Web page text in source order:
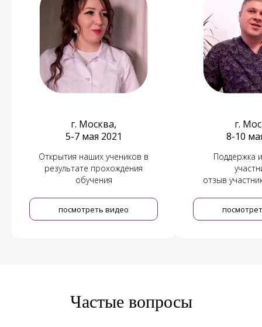
г. Москва,
5-7 мая 2021
Открытия наших учеников в
результате прохождения
обучения
посмотреть видео
г.
8-10
Поддержка
отзыв
Частые вопросы